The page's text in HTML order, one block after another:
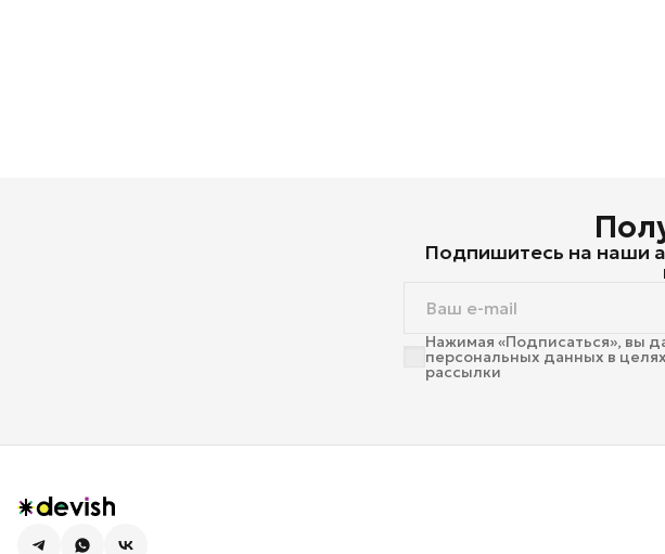
Подпишитесь на наши
Нажимая «Подписаться», вы
персональных данных в
рассылки